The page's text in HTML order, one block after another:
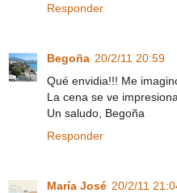
Responder
Begoña 20/2/11 20:59
Qué envidia!!! Me
La cena se ve
Un saludo, Begoña
Responder
María José 20/2/11